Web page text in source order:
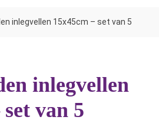
inlegvellen 15x45cm – set van 5
inlegvellen
van 5